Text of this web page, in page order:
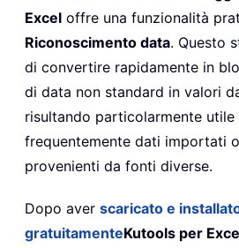
Excel offre una funzionalità
Riconoscimento data. Questo
di convertire rapidamente in
di data non standard in valori
risultando particolarmente utile
frequentemente dati importati
provenienti da fonti diverse.
Dopo aver scaricato e
gratuitamenteKutools per